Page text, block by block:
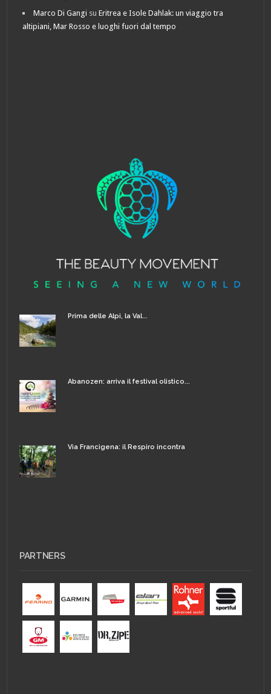
Marco Di Gangi suEritrea e Isole Dahlak: un viaggio tra
altipiani, Mar Rosso e luoghi fuori dal tempo
Prima delle Alpi, la Val...
Abanozen: arriva il festival olistico...
Via Francigena: il Respiro incontra
PARTNERS